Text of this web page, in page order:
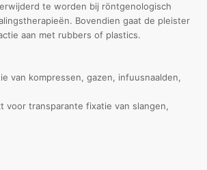
te worden bij röntgenologisch
Bovendien gaat de pleister
aan met rubbers of plastics.
van kompressen, gazen, infuusnaalden,
voor transparante fixatie van slangen,